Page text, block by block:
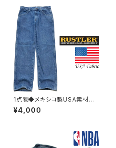
1点物◆メキシコ製USA素材ラ
スラーRUSTLERデニムパンツ/
ジーンズ古着32メンズMレディ
¥4,000